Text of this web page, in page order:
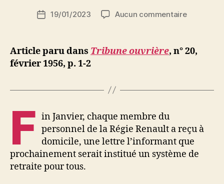
N
ji
Date19/01/2023 Aucun commentairesur
Article paru dans Tribune ouvrière, n° 20,
février 1956, p. 1-2
F in Janvier, chaque membre du
personnel de la Régie Renault a reçu à
domicile, une lettre l’informant que
prochainement serait institué un système de
retraite pour tous.